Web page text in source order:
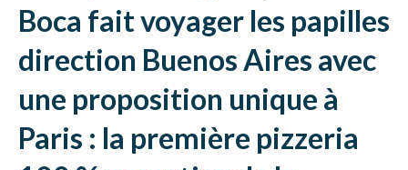
Boca fait voyager les papilles
direction Buenos Aires avec
une proposition unique à
Paris : la première pizzeria